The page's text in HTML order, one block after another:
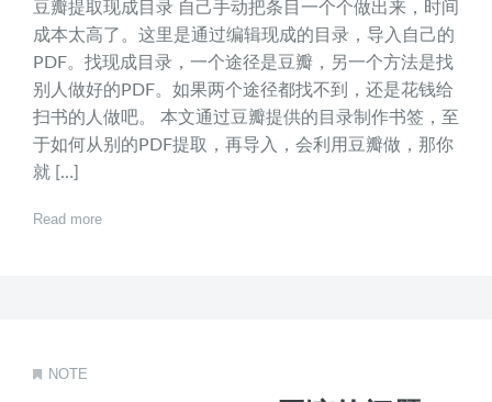
豆瓣提取现成目录 自己手动把条目一个个做出来，时间
成本太高了。这里是通过编辑现成的目录，导入自己的
PDF。找现成目录，一个途径是豆瓣，另一个方法是找
别人做好的PDF。如果两个途径都找不到，还是花钱给
扫书的人做吧。 本文通过豆瓣提供的目录制作书签，至
于如何从别的PDF提取，再导入，会利用豆瓣做，那你
就 […]
Read more
NOTE